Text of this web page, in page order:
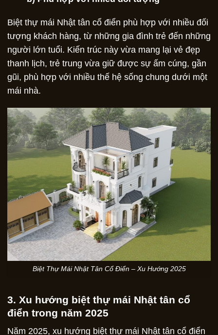
Biệt thự mái Nhật tân cổ điển phù hợp với nhiều đối
tượng khách hàng, từ những gia đình trẻ đến những
người lớn tuổi. Kiến trúc này vừa mang lại vẻ đẹp
thanh lịch, trẻ trung vừa giữ được sự ấm cúng, gần
gũi, phù hợp với nhiều thế hệ sống chung dưới một
mái nhà.
Biệt Thự Mái Nhật Tân Cổ Điển – Xu Hướng 2025
3. Xu hướng biệt thự mái Nhật tân cổ
điển trong năm 2025
Năm 2025, xu hướng biệt thự mái Nhật tân cổ điển